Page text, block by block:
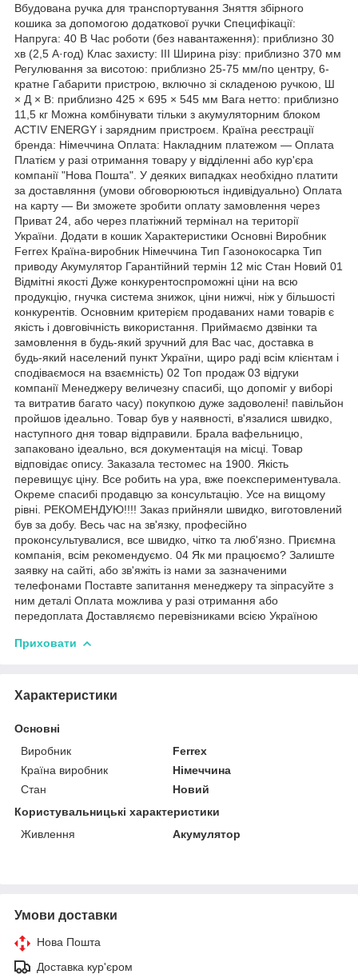
Вбудована ручка для транспортування Зняття збірного
кошика за допомогою додаткової ручки Специфікації:
Напруга: 40 В Час роботи (без навантаження): приблизно 30
хв (2,5 А·год) Клас захисту: III Ширина різу: приблизно 370 мм
Регулювання за висотою: приблизно 25-75 мм/по центру, 6-
кратне Габарити пристрою, включно зі складеною ручкою, Ш
× Д × В: приблизно 425 × 695 × 545 мм Вага нетто: приблизно
11,5 кг Можна комбінувати тільки з акумуляторним блоком
ACTIV ENERGY і зарядним пристроєм. Країна реєстрації
бренда: Німеччина Оплата: Накладним платежом — Оплата
Платієм у разі отримання товару у відділенні або кур'єра
компанії "Нова Пошта". У деяких випадках необхідно платити
за доставляння (умови обговорюються індивідуально) Оплата
на карту — Ви зможете зробити оплату замовлення через
Приват 24, або через платіжний термінал на території
України. Додати в кошик Характеристики Основні Виробник
Ferrex Країна-виробник Німеччина Тип Газонокосарка Тип
приводу Акумулятор Гарантійний термін 12 міс Стан Новий 01
Відмітні якості Дуже конкурентоспроможні ціни на всю
продукцію, гнучка система знижок, ціни нижчі, ніж у більшості
конкурентів. Основним критерієм продаваних нами товарів є
якість і довговічність використання. Приймаємо дзвінки та
замовлення в будь-який зручний для Вас час, доставка в
будь-який населений пункт України, щиро раді всім клієнтам і
сподіваємося на взаємність) 02 Топ продаж 03 відгуки
компанії Менеджеру величезну спасибі, що допоміг у виборі
та витратив багато часу) покупкою дуже задоволені! павільйон
пройшов ідеально. Товар був у наявності, в'язалися швидко,
наступного дня товар відправили. Брала вафельницю,
запаковано ідеально, вся документація на місці. Товар
відповідає опису. Заказала тестомес на 1900. Якість
перевищує ціну. Все робить на ура, вже поекспериментувала.
Окреме спасибі продавцю за консультацію. Усе на вищому
рівні. РЕКОМЕНДУЮ!!!! Заказ прийняли швидко, виготовлений
був за добу. Весь час на зв'язку, професійно
проконсультувалися, все швидко, чітко та люб'язно. Приємна
компанія, всім рекомендуємо. 04 Як ми працюємо? Залиште
заявку на сайті, або зв'яжіть із нами за зазначеними
телефонами Поставте запитання менеджеру та зіпрасуйте з
ним деталі Оплата можлива у разі отримання або
передоплата Доставляємо перевізниками всією Україною
Приховати
Характеристики
Основні
Виробник
Ferrex
Країна виробник
Німеччина
Стан
Новий
Користувальницькі характеристики
Живлення
Акумулятор
Умови доставки
Нова Пошта
Доставка кур'єром